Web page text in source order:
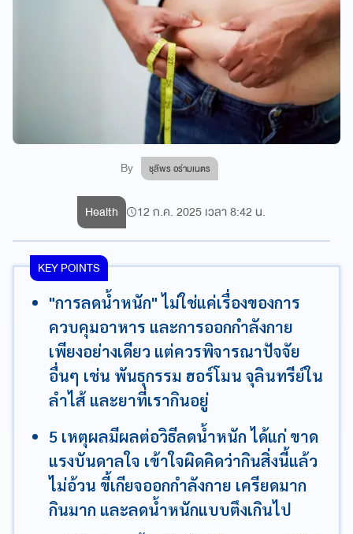
By ชุลีพร อร่ามเนตร
Health 12 ก.ค. 2025 เวลา 8:42 น.
KEY POINTS
"การลดน้ำหนัก" ไม่ใช่แค่เรื่องของการ
ควบคุมอาหาร และการออกกำลังกาย
เพียงอย่างเดียว แต่ควรพิจารณาปัจจัย
อื่นๆ เช่น พันธุกรรม ฮอร์โมน จุลินทรีย์ใน
ลำไส้ และยาที่เรากินอยู่
5 เหตุผลมีผลต่อวิธีลดน้ำหนัก ได้แก่ ขาด
แรงบันดาลใจ เข้าใจผิดคิดว่ากินสิ่งนี้แล้ว
ไม่อ้วน ขี้เกียจออกกำลังกาย เครียดมาก
กินมาก และลดน้ำหนักแบบตึงเกินไป